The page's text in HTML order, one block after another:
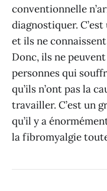
conventionnelle
diagnostiquer.
et ils ne
Donc, ils ne
personnes qui
qu’ils n’ont pas la
travailler. C’est un
qu’il y a
la fibromyalgie